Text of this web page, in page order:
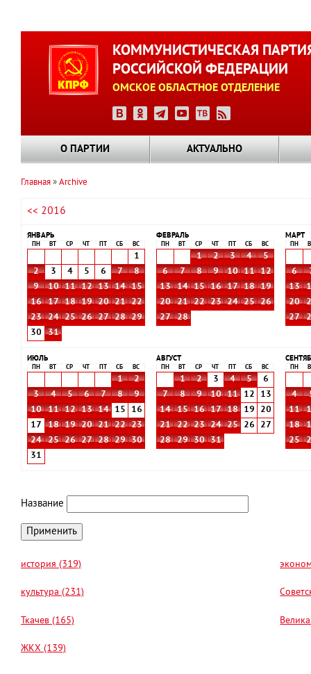
КОММУНИСТИЧЕСКАЯ
РОССИЙСКОЙ ФЕДЕРАЦИИ
ОМСКОЕ ОБЛАСТНОЕ ОТДЕЛЕНИЕ
О ПАРТИИ АКТУАЛЬНО
навигации
Главная Archive
<< 2016
ЯНВАРЬ
ПН ВТ СР ЧТ СБ ВС
1
2
3 4 5 6 7
8
9
10 11 12 13 14
15
16
17 18 19 20 21
22
23
24 25 26 27 28
29
30
31
ФЕВРАЛЬ
ПН ВТ СР ЧТ СБ ВС
1 2 3 4
5
6
7 8 9 10 11
12
13
14 15 16 17 18
19
20
21 22 23 24 25
26
27
28
МАРТ
ПН
6
13
20
27
ИЮЛЬ
ПН ВТ СР ЧТ СБ ВС
1
2
3
4 5 6 7 8
9
10
11 12 13 14 15
16
17
18 19 20 21 22
23
24
25 26 27 28 29
30
31
АВГУСТ
ПН ВТ СР ЧТ СБ ВС
1 2 3 4 5
6
7
8 9 10 11 12
13
14
15 16 17 18 19
20
21
22 23 24 25 26
27
28
29 30 31
ПН
4
11
18
25
Название
история (319)
культура (231)
Ткачев (165)
ЖКХ (139)